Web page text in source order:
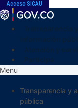
Acceso SICAU
Menu
Transparencia y
pública